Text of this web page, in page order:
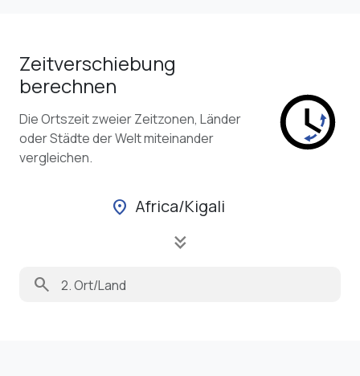
Zeitverschiebung
berechnen
Die Ortszeit zweier Zeitzonen, Länder
oder Städte der Welt miteinander
vergleichen.
location_on Africa/Kigali
keyboard_double_arrow_down
search